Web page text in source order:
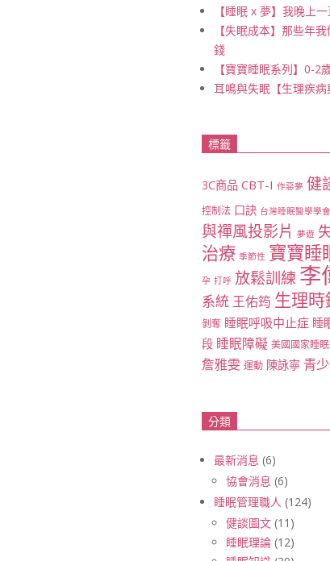
【睡眠 x 夢】我晚上
【失眠成本】那些年
錢
【寶寶睡眠系列】0-2
耳鳴與失眠【生理疾病
標籤
3C商品 CBT-I 作惡夢 健
控制法 口訣 台灣睡眠醫學學會
與禪風投影片 夢遊
治療 季節性 寶寶睡
孕 打呼 放鬆訓練 李
系統 王佑筠 生理時
剝奪 睡眠呼吸中止症 睡
段 睡眠障礙 美國國家睡
詹雅雯 運動 陳詠寧 青
分類
最新消息 (6)
協會消息 (6)
睡眠管理職人 (124)
健談圖文 (11)
睡眠理論 (12)